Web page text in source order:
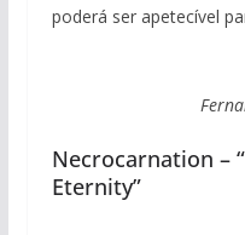
poderá ser apetecível
Necrocarnation –
Eternity”